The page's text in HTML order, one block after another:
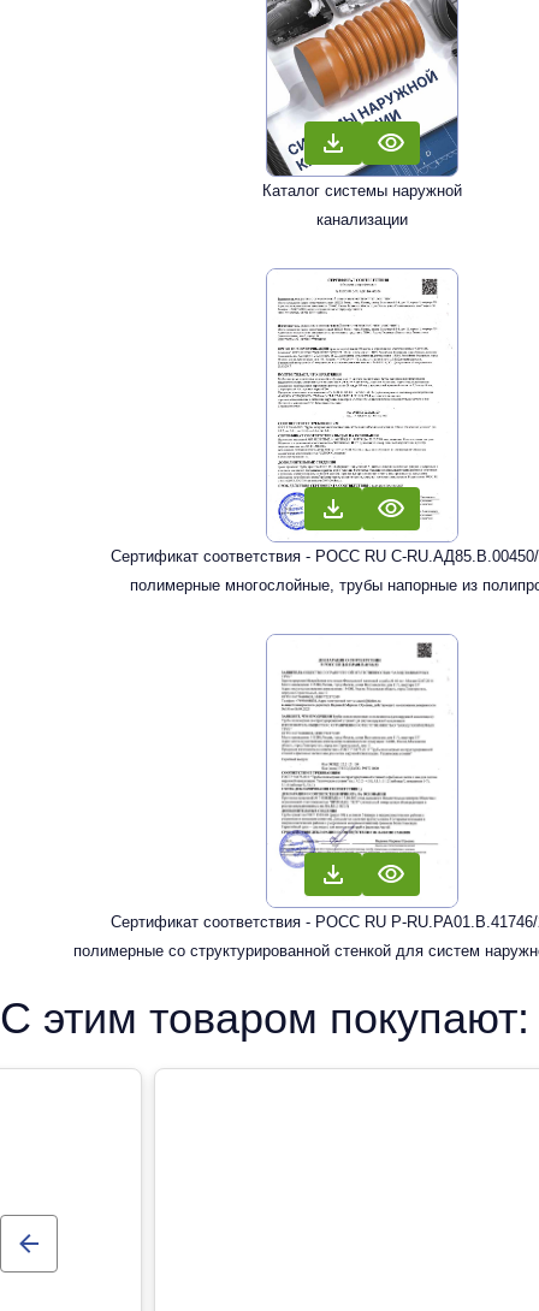
Каталог системы наружной
канализации
Сертификат соответствия - РОСС RU С-
полимерные многослойные, трубы напорные из
Сертификат соответствия - РОСС RU Р-
полимерные со структурированной стенкой для систем
С этим товаром покупают: